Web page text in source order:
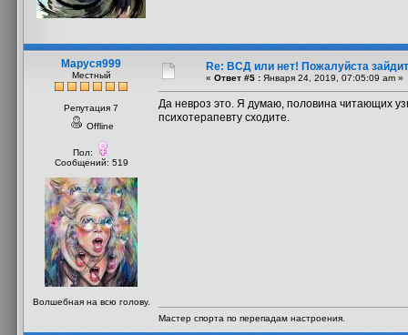
Маруся999
Местный
Репутация 7
Offline
Пол:
Сообщений: 519
Волшебная на всю голову.
Re: ВСД или нет! Пожалуйста
« Ответ #5 : Января 24, 2019, 07:05:09 am »
Да невроз это. Я думаю, половина читающих
психотерапевту сходите.
Мастер спорта по перепадам настроения.